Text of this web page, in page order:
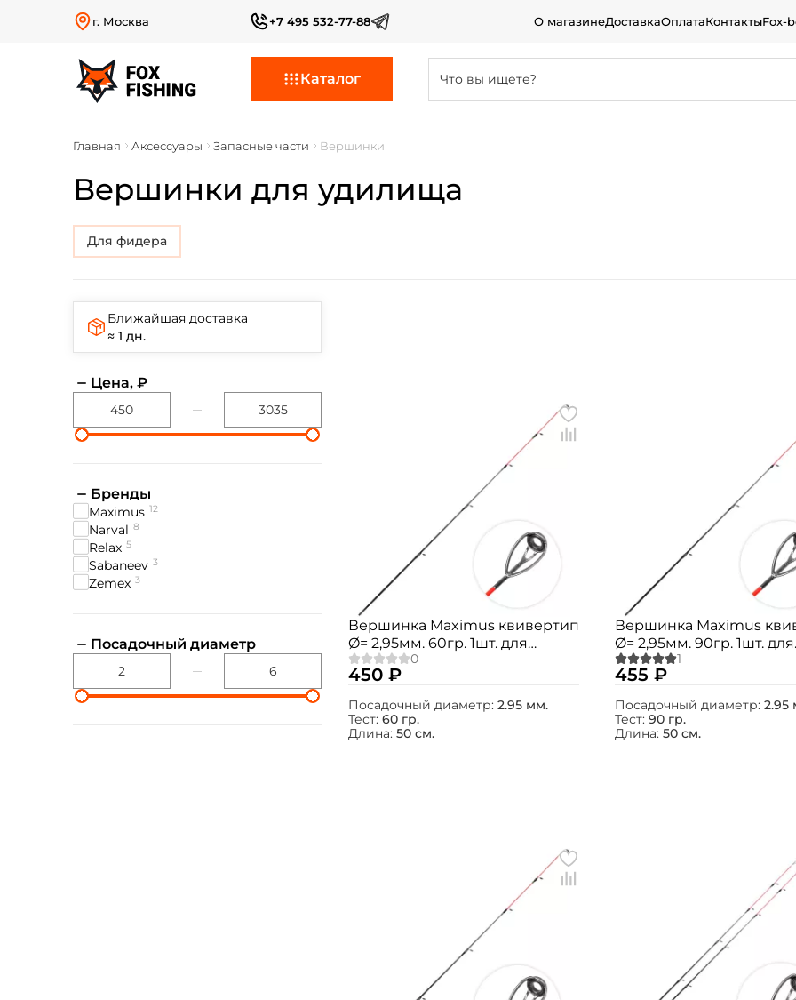
г. Москва +7 495 532-77-88 О магазинеДоставкаОплатаКонтактыFox-
Каталог
Главная Аксессуары Запасные части Вершинки
Вершинки для удилища
для фидера
Ближайшая доставка
≈ 1 дн.
Цена, ₽
Бренды
Maximus 12
Narval 8
Relax 5
Sabaneev 3
Zemex 3
Посадочный диаметр
Вершинка Maximus квивертип
Ø= 2,95мм. 60гр. 1шт. для
Agent-X / Jasper / Integro
450 ₽
Посадочный диаметр: 2.95 мм.
Тест: 60 гр.
Длина: 50 см.
Вершинка Maximus
Ø= 2,95мм. 90гр. 1шт. для
Agent-X / Jasper / Integro
455 ₽
Посадочный диаметр: 2.95
Тест: 90 гр.
Длина: 50 см.